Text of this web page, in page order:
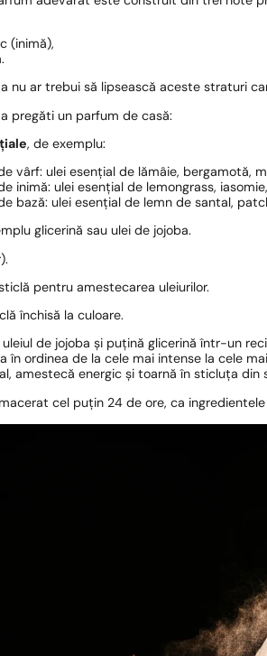
(inimă),
nu ar trebui să lipsească aceste straturi
pregăti un parfum de casă:
, de exemplu:
vârf: ulei esențial de lămâie, bergamotă,
inimă: ulei esențial de lemongrass,
bază: ulei esențial de lemn de santal,
glicerină sau ulei de jojoba.
pentru amestecarea uleiurilor.
închisă la culoare.
de jojoba și puțină glicerină într-un
în ordinea de la cele mai intense la cele
amestecă energic și toarnă în sticluța din
cel puțin 24 de ore, ca